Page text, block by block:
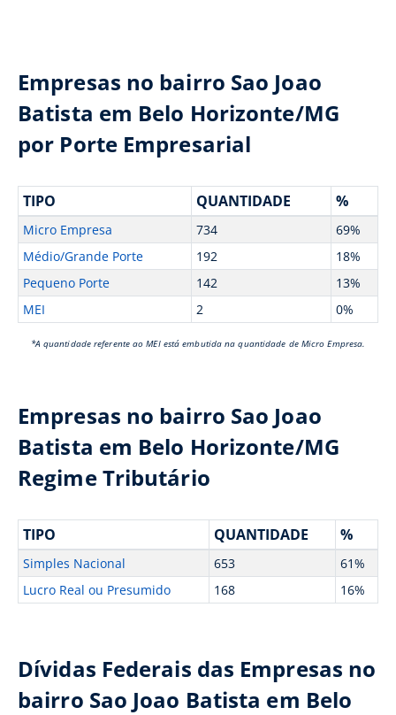
Empresas no bairro Sao Joao
Batista em Belo Horizonte/MG
por Porte Empresarial
TIPO QUANTIDADE %
Micro Empresa 734
69%
Médio/Grande Porte
192
18%
Pequeno Porte
142
13%
MEI
2 0%
*A quantidade referente ao MEI está embutida na quantidade de Micro Empresa.
Empresas no bairro Sao Joao
Batista em Belo Horizonte/MG
Regime Tributário
TIPO QUANTIDADE %
Simples Nacional 653
61%
Lucro Real ou Presumido
168 16%
Dívidas Federais das Empresas no
bairro Sao Joao Batista em Belo